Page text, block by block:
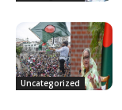
Uncategorized